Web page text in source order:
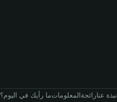
ما رأيك في اليوم؟المعلوماترائجةنبذة عنا